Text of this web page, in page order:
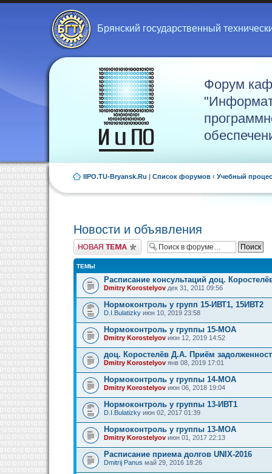
Брянский государственный
Форум
IIPO.TU-Bryansk.Ru | Список форумов ‹ Учебный
Новости и объявления
Новая тема
ТЕМЫ
Расписание консультаций доц.
Dmitry Korostelyov дек 31, 2011 09:56
Нормоконтроль у групп 15-ИВТ1, 15ИВТ2
D.I.Bulatizky июн 10, 2019 23:58
Нормоконтроль у группы 15-МОА
Dmitry Korostelyov июн 12, 2019 14:52
доц. Коростелёв Д.А. Приём
Dmitry Korostelyov янв 08, 2019 17:01
Нормоконтроль у группы 14-МОА
Dmitry Korostelyov июн 06, 2018 19:04
Нормоконтроль у группы 13-ИВТ1
D.I.Bulatizky июн 02, 2017 01:39
Нормоконтроль у группы 13-МОА
Dmitry Korostelyov июн 01, 2017 22:13
Расписание приема долгов UNIX-2016
Dmitrij Panus май 29, 2016 18:26